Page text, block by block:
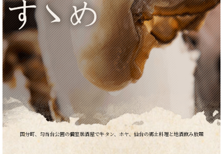
国分町、勾当台公園の個室居酒屋で牛タン、ホヤ、仙台の郷土料理と地酒飲み放題